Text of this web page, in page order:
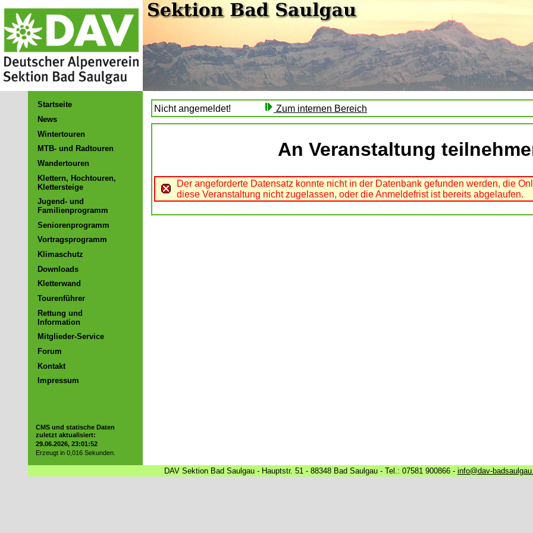
Startseite
News
Wintertouren
MTB- und Radtouren
Wandertouren
Klettern, Hochtouren,
Klettersteige
Jugend- und
Familienprogramm
Seniorenprogramm
Vortragsprogramm
Klimaschutz
Downloads
Kletterwand
Tourenführer
Rettung und
Information
Mitglieder-Service
Forum
Kontakt
Impressum
Nicht angemeldet! Zum internen Bereich
An Veranstaltung
Der angeforderte Datensatz konnte nicht in der Datenbank gefunden werden, die
diese Veranstaltung nicht zugelassen, oder die Anmeldefrist ist bereits abgelaufen.
CMS und statische Daten
zuletzt aktualisiert:
29.06.2026, 23:01:52
Erzeugt in 0,016 Sekunden.
DAV Sektion Bad Saulgau - Hauptstr. 51 - 88348 Bad Saulgau - Tel.: 07581 900866 - info@dav-